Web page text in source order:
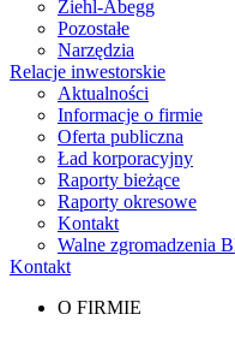
Ziehl-Abegg
Pozostałe
Narzędzia
Relacje inwestorskie
Aktualności
Informacje o firmie
Oferta publiczna
Ład korporacyjny
Raporty bieżące
Raporty okresowe
Kontakt
Walne zgromadzenia
Kontakt
O FIRMIE